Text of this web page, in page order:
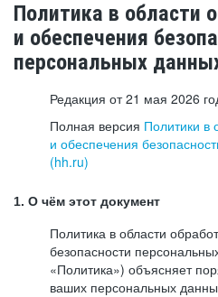
Политика в области
и обеспечения
персональных
Редакция от 21 мая 2026
Полная версия Политики в
и обеспечения
(hh.ru)
1. О чём этот документ
Политика в области
безопасности
«Политика») объясняет
ваших персональных